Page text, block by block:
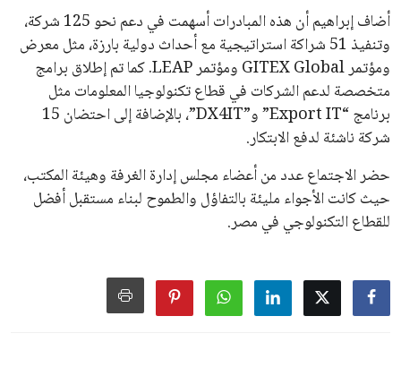
أضاف إبراهيم أن هذه المبادرات أسهمت في دعم نحو 125 شركة،
وتنفيذ 51 شراكة استراتيجية مع أحداث دولية بارزة، مثل معرض
ومؤتمر GITEX Global ومؤتمر LEAP. كما تم إطلاق برامج
متخصصة لدعم الشركات في قطاع تكنولوجيا المعلومات مثل
برنامج “Export IT” و”DX4IT”، بالإضافة إلى احتضان 15
شركة ناشئة لدفع الابتكار.
حضر الاجتماع عدد من أعضاء مجلس إدارة الغرفة وهيئة المكتب،
حيث كانت الأجواء مليئة بالتفاؤل والطموح لبناء مستقبل أفضل
للقطاع التكنولوجي في مصر.